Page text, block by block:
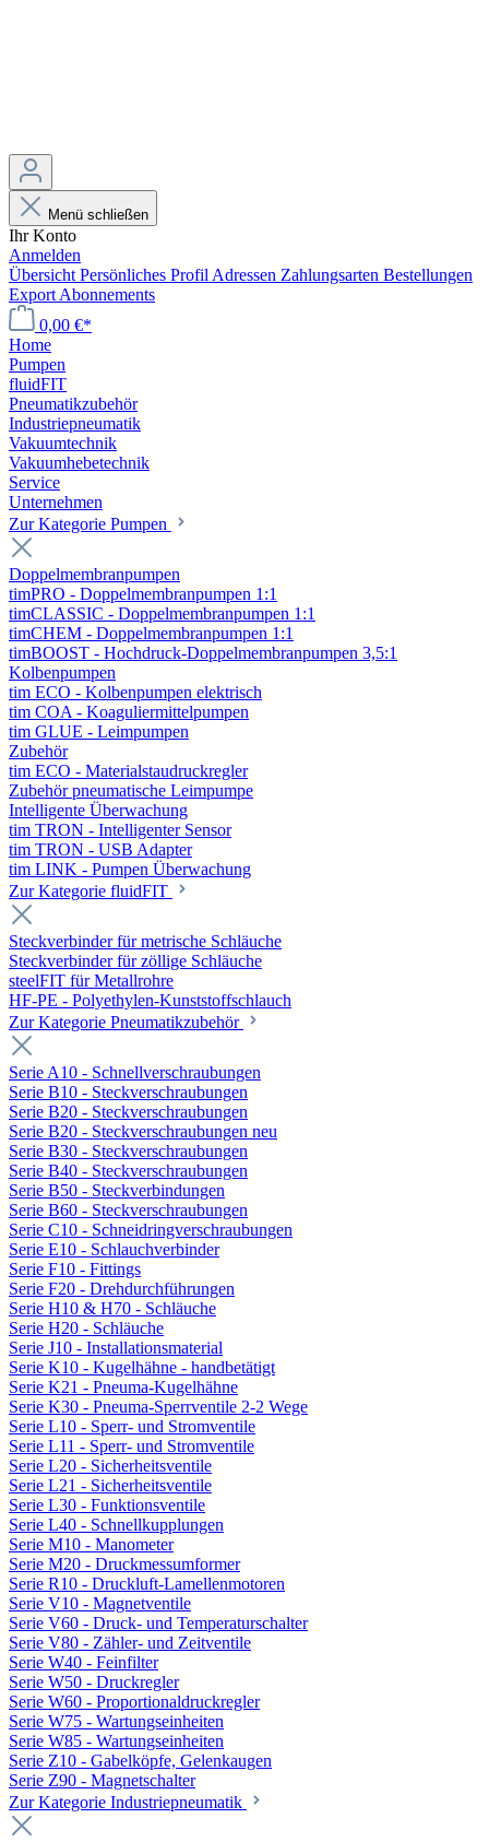
Menü schließen
Ihr Konto
Anmelden
Übersicht Persönliches Profil Adressen Zahlungsarten Bestellungen
Export Abonnements
0,00 €*
Home
Pumpen
fluidFIT
Pneumatikzubehör
Industriepneumatik
Vakuumtechnik
Vakuumhebetechnik
Service
Unternehmen
Zur Kategorie Pumpen
Doppelmembranpumpen
timPRO - Doppelmembranpumpen 1:1
timCLASSIC - Doppelmembranpumpen 1:1
timCHEM - Doppelmembranpumpen 1:1
timBOOST - Hochdruck-Doppelmembranpumpen 3,5:1
Kolbenpumpen
tim ECO - Kolbenpumpen elektrisch
tim COA - Koaguliermittelpumpen
tim GLUE - Leimpumpen
Zubehör
tim ECO - Materialstaudruckregler
Zubehör pneumatische Leimpumpe
Intelligente Überwachung
tim TRON - Intelligenter Sensor
tim TRON - USB Adapter
tim LINK - Pumpen Überwachung
Zur Kategorie fluidFIT
Steckverbinder für metrische Schläuche
Steckverbinder für zöllige Schläuche
steelFIT für Metallrohre
HF-PE - Polyethylen-Kunststoffschlauch
Zur Kategorie Pneumatikzubehör
Serie A10 - Schnellverschraubungen
Serie B10 - Steckverschraubungen
Serie B20 - Steckverschraubungen
Serie B20 - Steckverschraubungen neu
Serie B30 - Steckverschraubungen
Serie B40 - Steckverschraubungen
Serie B50 - Steckverbindungen
Serie B60 - Steckverschraubungen
Serie C10 - Schneidringverschraubungen
Serie E10 - Schlauchverbinder
Serie F10 - Fittings
Serie F20 - Drehdurchführungen
Serie H10 & H70 - Schläuche
Serie H20 - Schläuche
Serie J10 - Installationsmaterial
Serie K10 - Kugelhähne - handbetätigt
Serie K21 - Pneuma-Kugelhähne
Serie K30 - Pneuma-Sperrventile 2-2 Wege
Serie L10 - Sperr- und Stromventile
Serie L11 - Sperr- und Stromventile
Serie L20 - Sicherheitsventile
Serie L21 - Sicherheitsventile
Serie L30 - Funktionsventile
Serie L40 - Schnellkupplungen
Serie M10 - Manometer
Serie M20 - Druckmessumformer
Serie R10 - Druckluft-Lamellenmotoren
Serie V10 - Magnetventile
Serie V60 - Druck- und Temperaturschalter
Serie V80 - Zähler- und Zeitventile
Serie W40 - Feinfilter
Serie W50 - Druckregler
Serie W60 - Proportionaldruckregler
Serie W75 - Wartungseinheiten
Serie W85 - Wartungseinheiten
Serie Z10 - Gabelköpfe, Gelenkaugen
Serie Z90 - Magnetschalter
Zur Kategorie Industriepneumatik